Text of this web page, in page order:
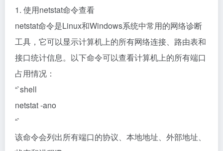
1. 使用netstat命令查看
netstat命令是Linux和Windows系统中常用的网络诊断
工具，它可以显示计算机上的所有网络连接、路由表和
接口统计信息。以下命令可以查看计算机上的所有端口
占用情况：
“`shell
netstat -ano
“`
该命令会列出所有端口的协议、本地地址、外部地址、